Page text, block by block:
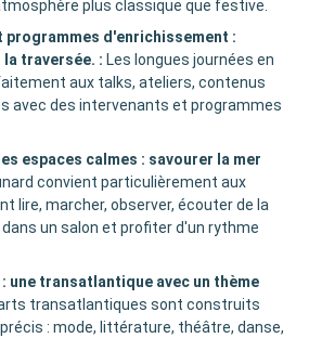
plus classique que festive.
programmes d'enrichissement :
la traversée. : Les longues journées en
aux talks, ateliers, contenus
avec des intervenants et programmes
espaces calmes : savourer la mer
convient particulièrement aux
lire, marcher, observer, écouter de la
un salon et profiter d'un rythme
: une transatlantique avec un thème
transatlantiques sont construits
: mode, littérature, théâtre, danse,